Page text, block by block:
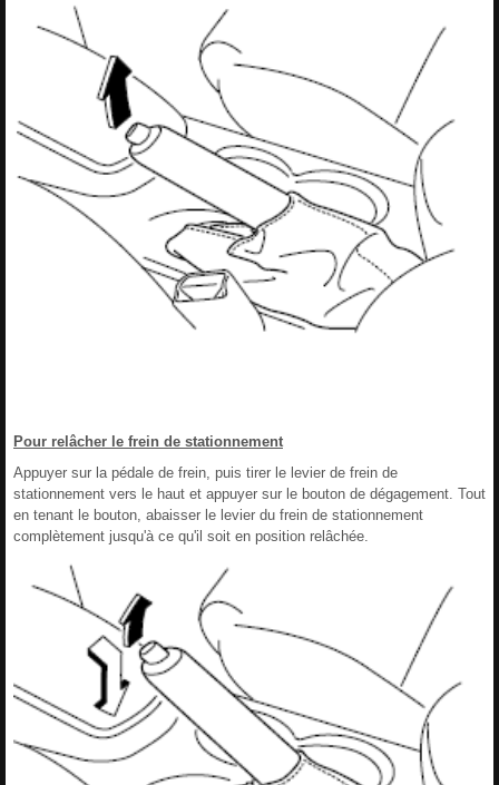
Pour relâcher le frein de stationnement
Appuyer sur la pédale de frein, puis tirer le levier de frein de
stationnement vers le haut et appuyer sur le bouton de dégagement. Tout
en tenant le bouton, abaisser le levier du frein de stationnement
complètement jusqu'à ce qu'il soit en position relâchée.